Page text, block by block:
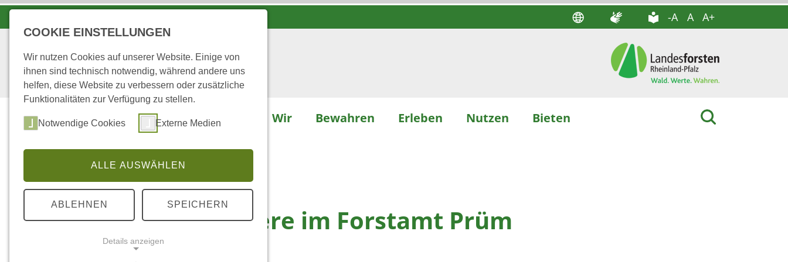
-A A A+
Wald Wir Bewahren Erleben Nutzen Bieten
STARTSEITE ... FORSTREVIER ROTH
Ausbildungsreviere im Forstamt Prüm
COOKIE EINSTELLUNGEN
Wir nutzen Cookies auf unserer Website. Einige von
ihnen sind technisch notwendig, während andere uns
helfen, diese Website zu verbessern oder zusätzliche
Funktionalitäten zur Verfügung zu stellen.
Notwendige Cookies Externe Medien
ALLE AUSWÄHLEN
ABLEHNEN SPEICHERN
Details anzeigen